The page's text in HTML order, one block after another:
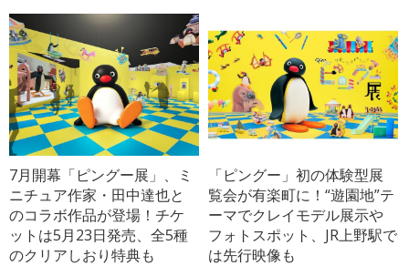
7月開幕「ピングー展」、ミ
ニチュア作家・田中達也と
のコラボ作品が登場！チケ
ットは5月23日発売、全5種
のクリアしおり特典も
「ピングー」初の体験型展
覧会が有楽町に！“遊園地”テ
ーマでクレイモデル展示や
フォトスポット、JR上野駅で
は先行映像も